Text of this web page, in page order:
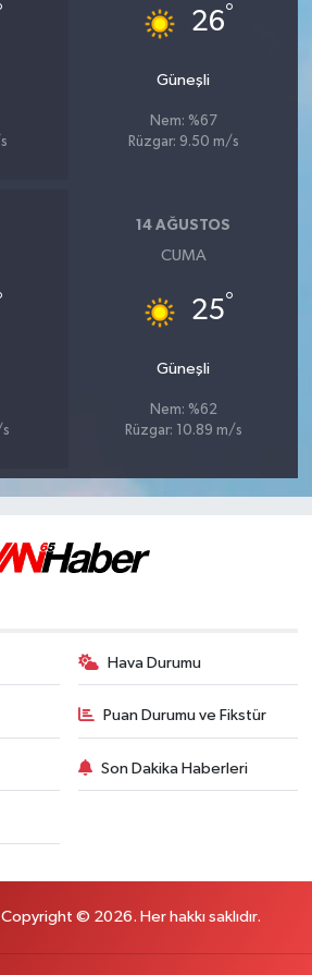
26°
Güneşli
Nem: %67
Rüzgar: 9.50 m/s
s
14 AĞUSTOS
CUMA
25°
Güneşli
Nem: %62
Rüzgar: 10.89 m/s
Hava Durumu
Puan Durumu ve Fikstür
Son Dakika Haberleri
Copyright © 2026. Her hakkı saklıdır.